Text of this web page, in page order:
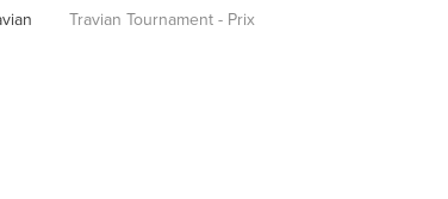
Travian Tournament - Prix